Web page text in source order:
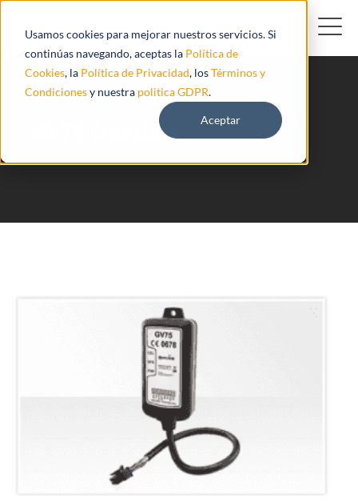
Usamos cookies para mejorar nuestros servicios. Si
continúas navegando, aceptas la Política de
Cookies, la Política de Privacidad, losTérminos y
Condicionesy nuestra politica GDPR.
Aceptar
GV75 Queclink